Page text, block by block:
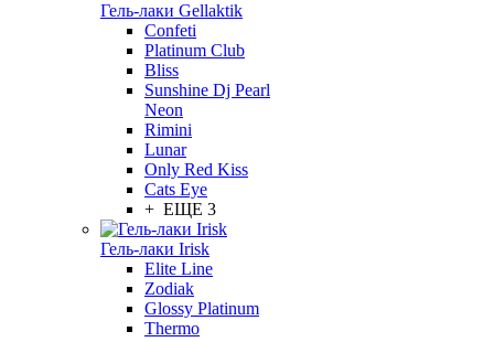
Гель-лаки Gellaktik
Confeti
Platinum Club
Bliss
Sunshine Dj Pearl
Neon
Rimini
Lunar
Only Red Kiss
Cats Eye
+ ЕЩЕ 3
Гель-лаки Irisk
Elite Line
Zodiak
Glossy Platinum
Thermo